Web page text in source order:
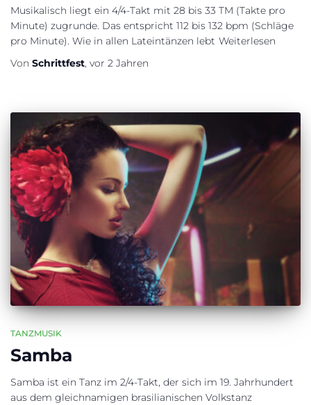
Musikalisch liegt ein 4/4-Takt mit 28 bis 33 TM (Takte pro
Minute) zugrunde. Das entspricht 112 bis 132 bpm (Schläge
pro Minute). Wie in allen Lateintänzen lebt Weiterlesen
Von Schrittfest, vor 2 Jahren
TANZMUSIK
Samba
Samba ist ein Tanz im 2/4-Takt, der sich im 19. Jahrhundert
aus dem gleichnamigen brasilianischen Volkstanz